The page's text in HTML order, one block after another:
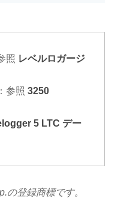
照 レベルロガージ
参照 3250
5 LTC デー
の登録商標です。